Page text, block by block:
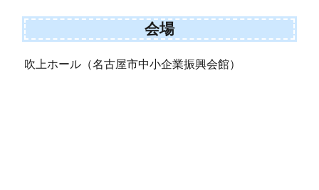
会場
吹上ホール（名古屋市中小企業振興会館）